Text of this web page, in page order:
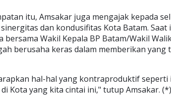
itu, Amsakar juga mengajak kepada
dan kondusifitas Kota Batam. Saat
bersama Wakil Kepala BP Batam/Wakil
berusaha keras dalam memberikan yang
hal-hal yang kontraproduktif seperti
Kota yang kita cintai ini," tutup Amsakar. (*)